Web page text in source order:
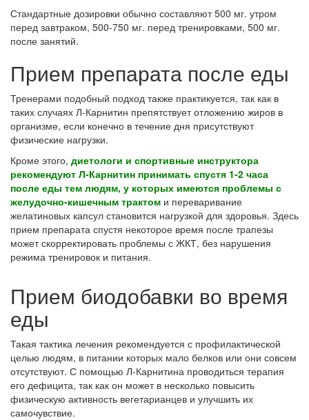
Стандартные дозировки обычно составляют 500 мг. утром
перед завтраком, 500-750 мг. перед тренировками, 500 мг.
после занятий.
Прием препарата после еды
Тренерами подобный подход также практикуется, так как в
таких случаях Л-Карнитин препятствует отложению жиров в
организме, если конечно в течение дня присутствуют
физические нагрузки.
Кроме этого, диетологи и спортивные инструктора
рекомендуют Л-Карнитин принимать спустя 1-2 часа
после еды тем людям, у которых имеются проблемы с
желудочно-кишечным трактом и переваривание
желатиновых капсул становится нагрузкой для здоровья. Здесь
прием препарата спустя некоторое время после трапезы
может скорректировать проблемы с ЖКТ, без нарушения
режима тренировок и питания.
Прием биодобавки во время
еды
Такая тактика лечения рекомендуется с профилактической
целью людям, в питании которых мало белков или они совсем
отсутствуют. С помощью Л-Карнитина проводиться терапия
его дефицита, так как он может в несколько повысить
физическую активность вегетарианцев и улучшить их
самочувствие.